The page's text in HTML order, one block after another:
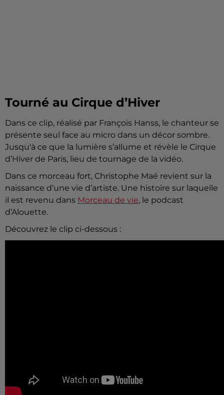
Tourné au Cirque d’Hiver
Dans ce clip, réalisé par François Hanss, le chanteur se
présente seul face au micro dans un décor sombre.
Jusqu'à ce que la lumière s’allume et révèle le Cirque
d’Hiver de Paris, lieu de tournage de la vidéo.
Dans ce morceau fort, Christophe Maé revient sur la
naissance d’une vie d’artiste. Une histoire sur laquelle
il est revenu dans Morceau de vie, le podcast
d’Alouette.
Découvrez le clip ci-dessous :